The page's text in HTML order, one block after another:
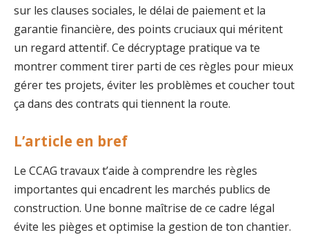
sur les clauses sociales, le délai de paiement et la
garantie financière, des points cruciaux qui méritent
un regard attentif. Ce décryptage pratique va te
montrer comment tirer parti de ces règles pour mieux
gérer tes projets, éviter les problèmes et coucher tout
ça dans des contrats qui tiennent la route.
L’article en bref
Le CCAG travaux t’aide à comprendre les règles
importantes qui encadrent les marchés publics de
construction. Une bonne maîtrise de ce cadre légal
évite les pièges et optimise la gestion de ton chantier.